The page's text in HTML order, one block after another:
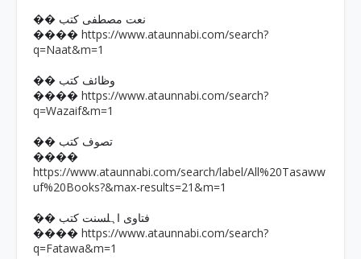
�� نعت مصطفی کتب
���� https://www.ataunnabi.com/search?
q=Naat&m=1
�� وظائف کتب
���� https://www.ataunnabi.com/search?
q=Wazaif&m=1
�� تصوف کتب
����
https://www.ataunnabi.com/search/label/All%20Tasaww
uf%20Books?&max-results=21&m=1
�� فتاوی اہلسنت کتب
���� https://www.ataunnabi.com/search?
q=Fatawa&m=1